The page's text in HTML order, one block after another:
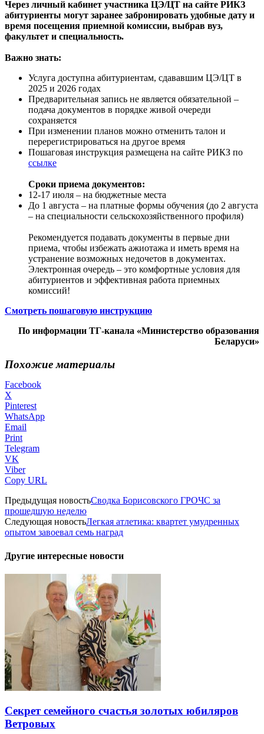
Через личный кабинет участника ЦЭ/ЦТ на сайте РИКЗ
абитуриенты могут заранее забронировать удобные дату и
время посещения приемной комиссии, выбрав вуз,
факультет и специальность.
Важно знать:
Услуга доступна абитуриентам, сдававшим ЦЭ/ЦТ в
2025 и 2026 годах
Предварительная запись не является обязательной –
подача документов в порядке живой очереди
сохраняется
При изменении планов можно отменить талон и
перерегистрироваться на другое время
Пошаговая инструкция размещена на сайте РИКЗ по
ссылке
Сроки приема документов:
12-17 июля – на бюджетные места
До 1 августа – на платные формы обучения (до 2 августа
– на специальности сельскохозяйственного профиля)
Рекомендуется подавать документы в первые дни
приема, чтобы избежать ажиотажа и иметь время на
устранение возможных недочетов в документах.
Электронная очередь – это комфортные условия для
абитуриентов и эффективная работа приемных
комиссий!
Смотреть пошаговую инструкцию
По информации ТГ-канала «Министерство образования
Беларуси»
Похожие материалы
Facebook
X
Pinterest
WhatsApp
Email
Print
Telegram
VK
Viber
Copy URL
Предыдущая новостьСводка Борисовского ГРОЧС за
прошедшую неделю
Следующая новостьЛегкая атлетика: квартет умудренных
опытом завоевал семь наград
Другие интересные новости
Секрет семейного счастья золотых юбиляров
Ветровых